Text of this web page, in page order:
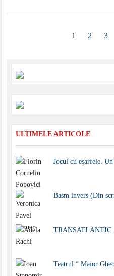
1 2 3
ULTIMELE ARTICOLE
Jocul cu eșarfele.
Basm invers (Din
TRANSATLANTIC.
Teatrul “ Maior